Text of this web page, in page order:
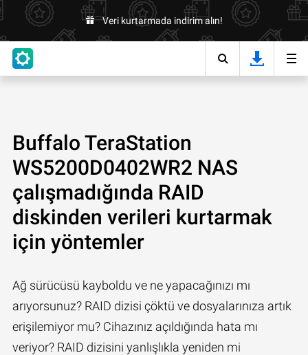
Veri kurtarmada indirim alın!
Buffalo TeraStation
WS5200D0402WR2 NAS
çalışmadığında RAID
diskinden verileri kurtarmak
için yöntemler
Ağ sürücüsü kayboldu ve ne yapacağınızı mı
arıyorsunuz? RAID dizisi çöktü ve dosyalarınıza artık
erişilemiyor mu? Cihazınız açıldığında hata mı
veriyor? RAID dizisini yanlışlıkla yeniden mi